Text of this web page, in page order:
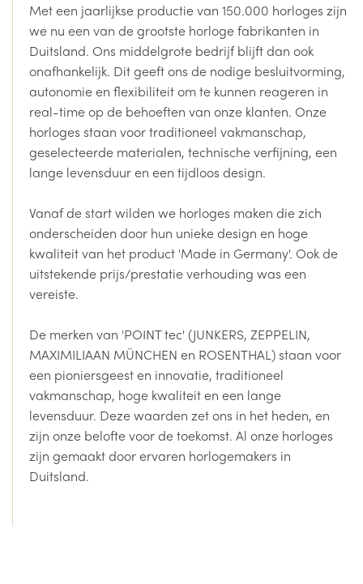
Met een jaarlijkse productie van 150.000 horloges zijn
we nu een van de grootste horloge fabrikanten in
Duitsland. Ons middelgrote bedrijf blijft dan ook
onafhankelijk. Dit geeft ons de nodige besluitvorming,
autonomie en flexibiliteit om te kunnen reageren in
real-time op de behoeften van onze klanten. Onze
horloges staan voor traditioneel vakmanschap,
geselecteerde materialen, technische verfijning, een
lange levensduur en een tijdloos design.
Vanaf de start wilden we horloges maken die zich
onderscheiden door hun unieke design en hoge
kwaliteit van het product 'Made in Germany'. Ook de
uitstekende prijs/prestatie verhouding was een
vereiste.
De merken van 'POINT tec' (JUNKERS, ZEPPELIN,
MAXIMILIAAN MÜNCHEN en ROSENTHAL) staan voor
een pioniersgeest en innovatie, traditioneel
vakmanschap, hoge kwaliteit en een lange
levensduur. Deze waarden zet ons in het heden, en
zijn onze belofte voor de toekomst. Al onze horloges
zijn gemaakt door ervaren horlogemakers in
Duitsland.